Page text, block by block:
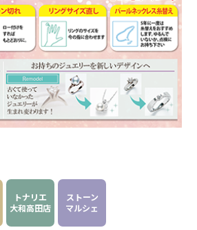
トナリエ
大和高田店
ストーン
マルシェ